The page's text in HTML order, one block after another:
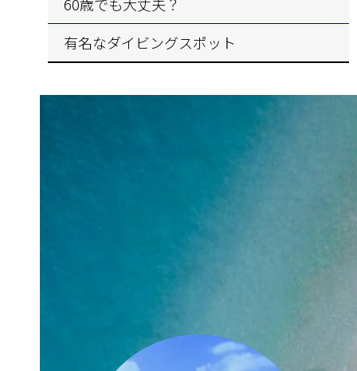
有名なダイビングスポット